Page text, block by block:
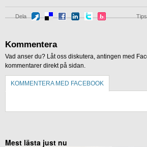
Dela
Kommentera
Vad anser du? Låt oss diskutera, antingen med
kommentarer direkt på sidan.
KOMMENTERA MED FACEBOOK
Mest lästa just nu